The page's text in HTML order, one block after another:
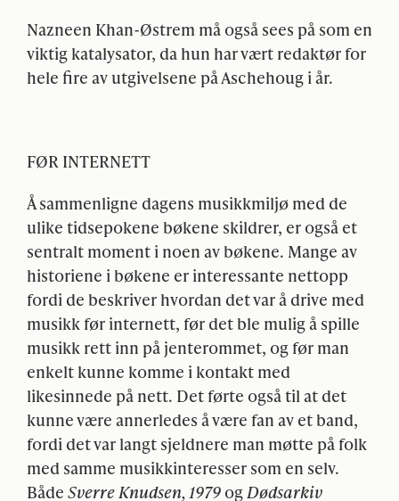
Nazneen Khan-Østrem må også sees på som en
viktig katalysator, da hun har vært redaktør for
hele fire av utgivelsene på Aschehoug i år.
FØR INTERNETT
Å sammenligne dagens musikkmiljø med de
ulike tidsepokene bøkene skildrer, er også et
sentralt moment i noen av bøkene. Mange av
historiene i bøkene er interessante nettopp
fordi de beskriver hvordan det var å drive med
musikk før internett, før det ble mulig å spille
musikk rett inn på jenterommet, og før man
enkelt kunne komme i kontakt med
likesinnede på nett. Det førte også til at det
kunne være annerledes å være fan av et band,
fordi det var langt sjeldnere man møtte på folk
med samme musikkinteresser som en selv.
Både Sverre Knudsen, 1979 ogDødsarkiv